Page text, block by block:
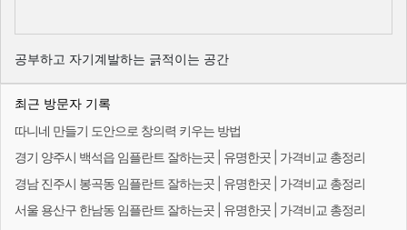
공부하고 자기계발하는 긁적이는 공간
최근 방문자 기록
따니네 만들기 도안으로 창의력 키우는 방법
경기 양주시 백석읍 임플란트 잘하는곳 | 유명한곳 | 가격비교 총정리
경남 진주시 봉곡동 임플란트 잘하는곳 | 유명한곳 | 가격비교 총정리
서울 용산구 한남동 임플란트 잘하는곳 | 유명한곳 | 가격비교 총정리